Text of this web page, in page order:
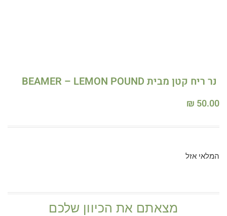
נר ריח קטן מבית BEAMER – LEMON POUND
₪ 50.00
המלאי אזל
מצאתם את הכיוון שלכם